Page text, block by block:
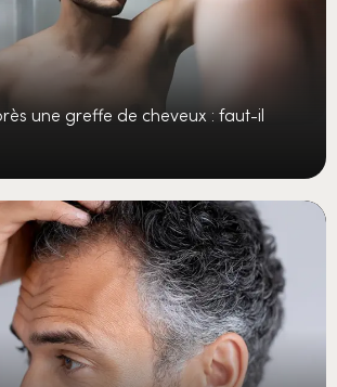
une greffe de cheveux : faut-il